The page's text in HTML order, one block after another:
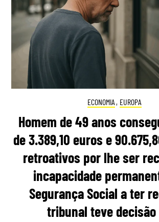
ECONOMIA , EUROPA
Homem de 49 anos
de 3.389,10 euros e
retroativos por lhe ser
incapacidade
Segurança Social a ter
tribunal teve